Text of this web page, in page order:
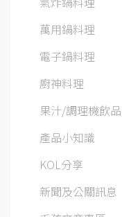
萬用鍋料理
電子鍋料理
廚神料理
果汁/調理機飲品
產品小知識
KOL分享
新聞及公關訊息